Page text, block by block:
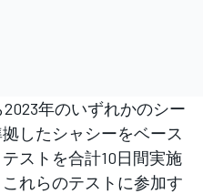
年のいずれかのシー
したシャシーをベース
ストを合計10日間実施
れらのテストに参加す